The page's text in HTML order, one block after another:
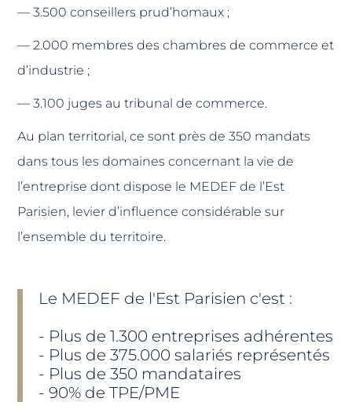
— 3.500 conseillers prud’homaux ;
— 2.000 membres des chambres de commerce et
d’industrie ;
— 3.100 juges au tribunal de commerce.
Au plan territorial, ce sont près de 350 mandats
dans tous les domaines concernant la vie de
l’entreprise dont dispose le MEDEF de l’Est
Parisien, levier d’influence considérable sur
l’ensemble du territoire.
Le MEDEF de l'Est Parisien c'est :
- Plus de 1.300 entreprises adhérentes
- Plus de 375.000 salariés représentés
- Plus de 350 mandataires
- 90% de TPE/PME